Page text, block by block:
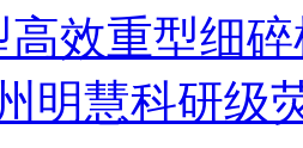
高效重型细
明慧科研级